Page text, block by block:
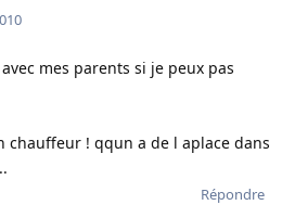
mes parents si je peux pas
chauffeur ! qqun a de l aplace dans
Répondre